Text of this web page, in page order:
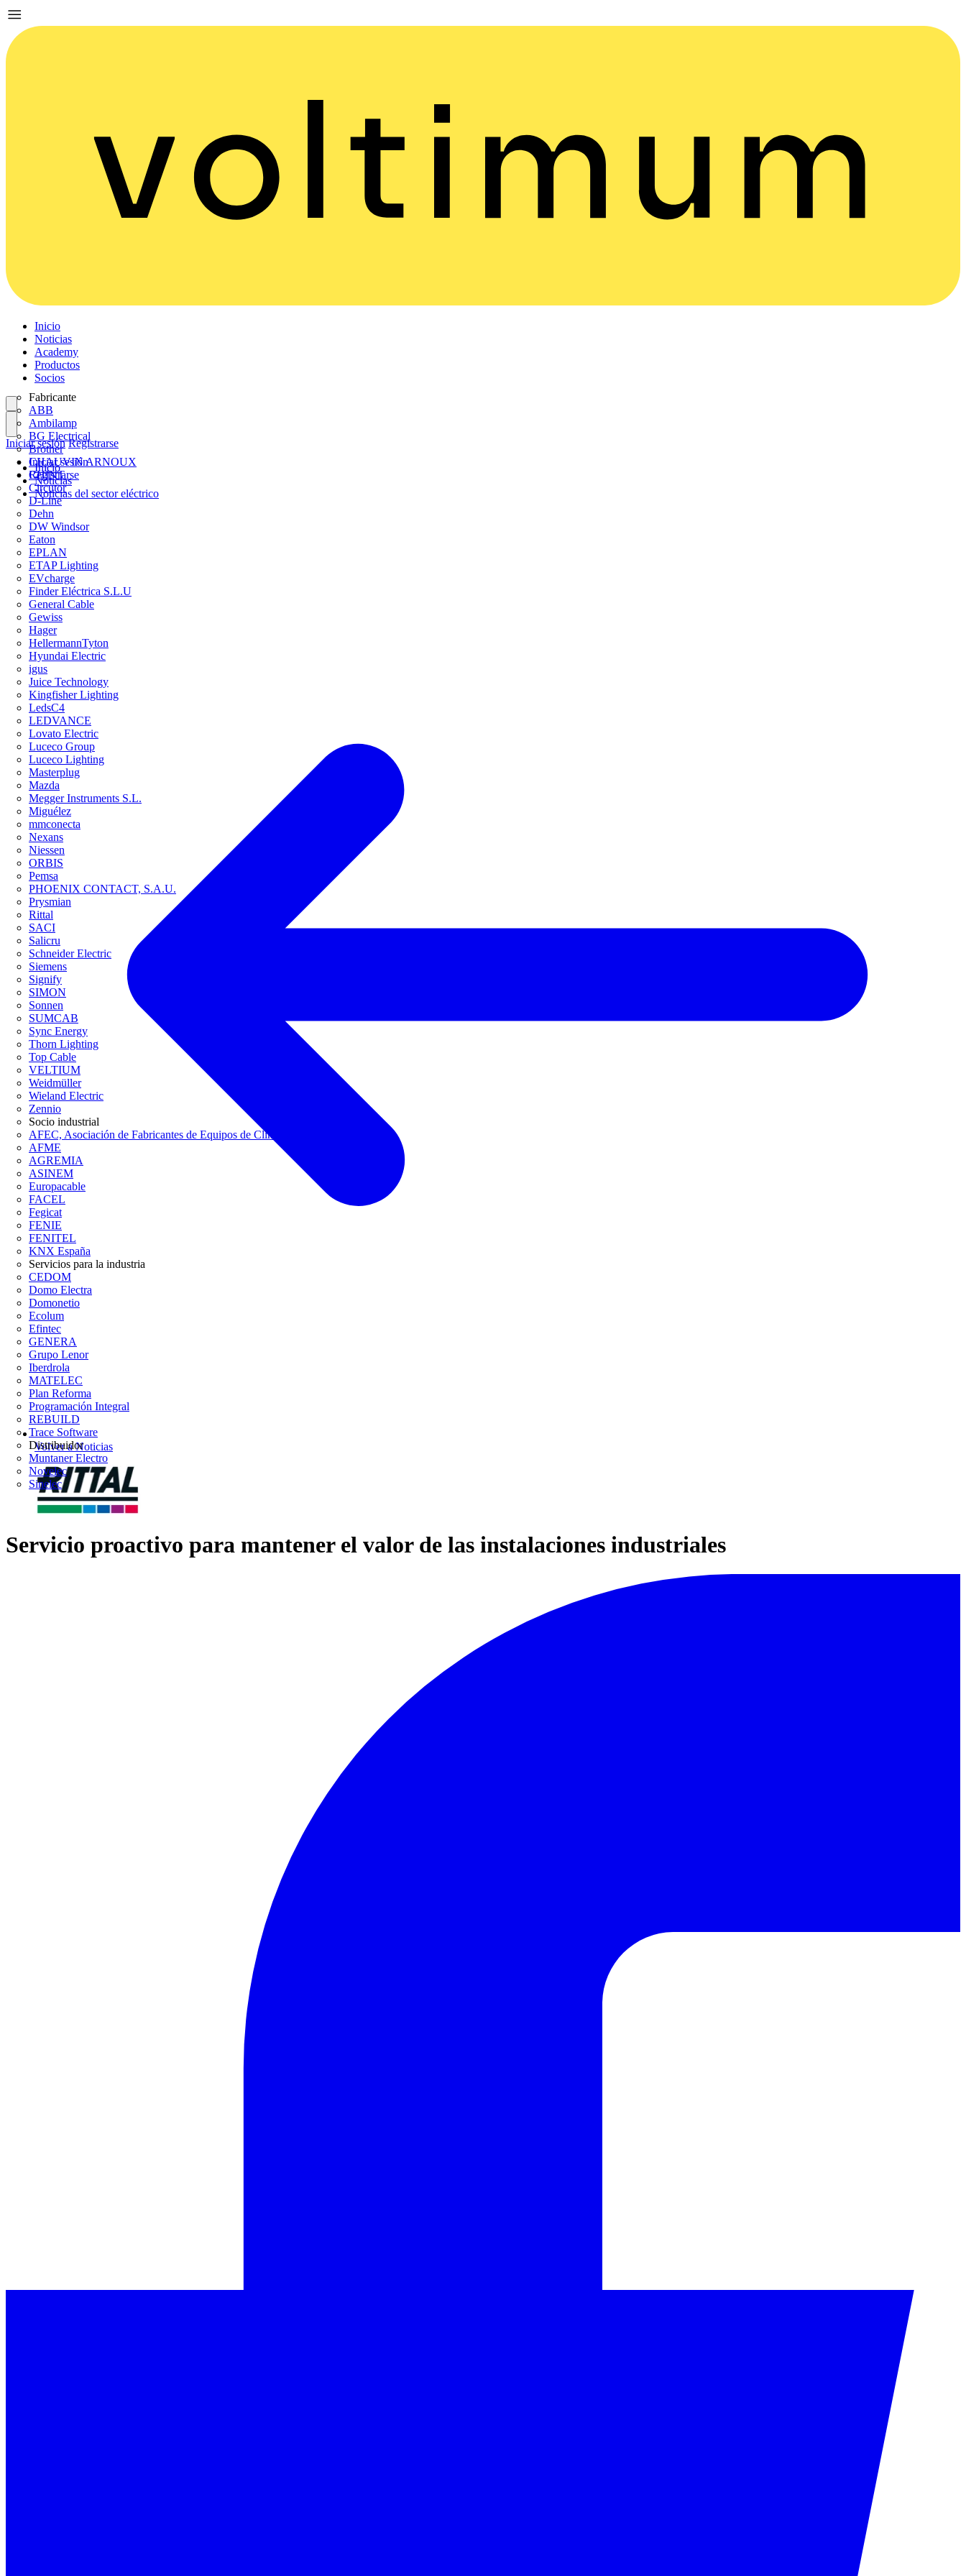
Inicio
Noticias
Academy
Productos
Socios
Fabricante
ABB
Ambilamp
BG Electrical
Brother
CHAUVIN ARNOUX
CHINT
Circutor
D-Line
Dehn
DW Windsor
Eaton
EPLAN
ETAP Lighting
EVcharge
Finder Eléctrica S.L.U
General Cable
Gewiss
Hager
HellermannTyton
Hyundai Electric
igus
Juice Technology
Kingfisher Lighting
LedsC4
LEDVANCE
Lovato Electric
Luceco Group
Luceco Lighting
Masterplug
Mazda
Megger Instruments S.L.
Miguélez
mmconecta
Nexans
Niessen
ORBIS
Pemsa
PHOENIX CONTACT, S.A.U.
Prysmian
Rittal
SACI
Salicru
Schneider Electric
Siemens
Signify
SIMON
Sonnen
SUMCAB
Sync Energy
Thorn Lighting
Top Cable
VELTIUM
Weidmüller
Wieland Electric
Zennio
Socio industrial
AFEC, Asociación de Fabricantes de Equipos de Climatización
AFME
AGREMIA
ASINEM
Europacable
FACEL
Fegicat
FENIE
FENITEL
KNX España
Servicios para la industria
CEDOM
Domo Electra
Domonetio
Ecolum
Efintec
GENERA
Grupo Lenor
Iberdrola
MATELEC
Plan Reforma
Programación Integral
REBUILD
Trace Software
Distribuidor
Muntaner Electro
Novelec
Sinelec
Iniciar sesión
Registrarse
Iniciar sesión Registrarse
Inicio
Noticias
Noticias del sector eléctrico
Volver a Noticias
Servicio proactivo para mantener el valor de las instalaciones industriales